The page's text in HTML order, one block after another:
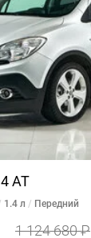
AT
1.4 л Передний
1 124 680 ₽